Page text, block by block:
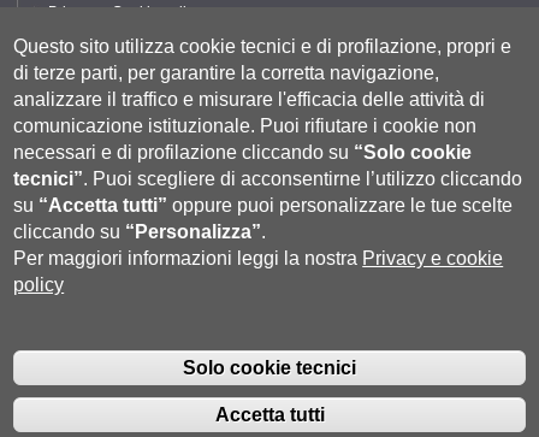
Privacy e Cookie policy
Cookie settings
Segui UNISI
P.IVA 00273530527 | C.F. 80002070524 |Coordinate bancarie|Caselle
Pec: Posta Elettronica Certificata|Fatturazione Elettronica
- URP - Ufficio Relazioni con il Pubblico Tel.
Questo sito utilizza cookie tecnici e di profilazione, propri e
di terze parti, per garantire la corretta navigazione,
analizzare il traffico e misurare l'efficacia delle attività di
comunicazione istituzionale. Puoi rifiutare i cookie non
necessari e di profilazione cliccando su “Solo cookie
tecnici”. Puoi scegliere di acconsentirne l’utilizzo cliccando
su “Accetta tutti” oppure puoi personalizzare le tue scelte
cliccando su “Personalizza”.
Per maggiori informazioni leggi la nostra Privacy e cookie
policy
Solo cookie tecnici
Accetta tutti